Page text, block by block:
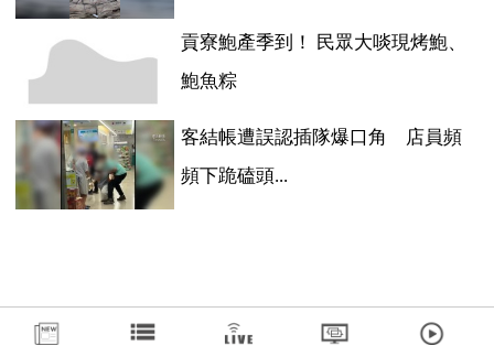
貢寮鮑產季到！ 民眾大啖現烤鮑、
鮑魚粽
客結帳遭誤認插隊爆口角 店員頻
頻下跪磕頭...